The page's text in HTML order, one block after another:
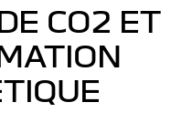
CO2 ET